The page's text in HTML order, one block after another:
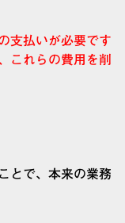
支払いが必要です
これらの費用を削
とで、本来の業務